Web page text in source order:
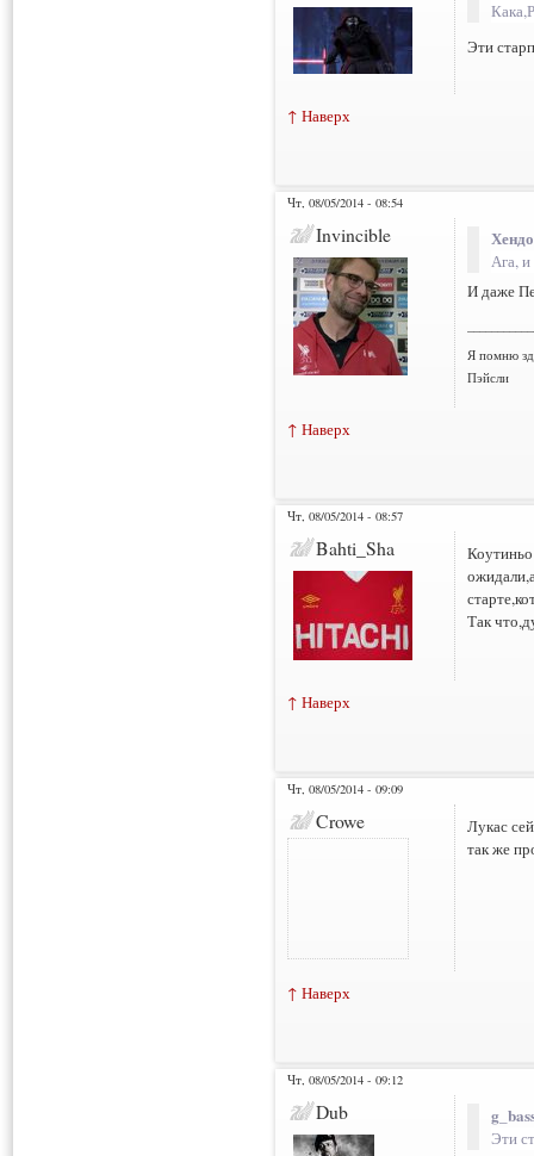
Эти
↑ Наверх
Чт, 08/05/2014 - 08:54
Invincible
Ага,
И даже
Я помню
Пэйсли
↑ Наверх
Чт, 08/05/2014 - 08:57
Bahti_Sha
Коутиньо
Так
↑ Наверх
Чт, 08/05/2014 - 09:09
Crowe
Лукас
так же
↑ Наверх
Чт, 08/05/2014 - 09:12
Dub
Эти